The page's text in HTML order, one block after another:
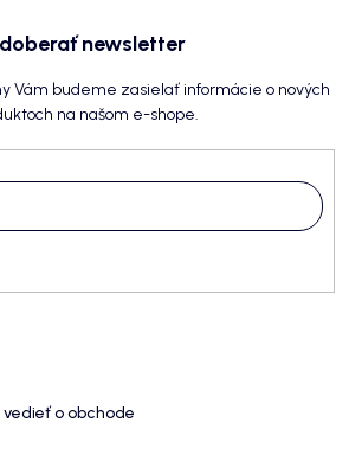
newsletter
Vám budeme zasielať informácie o nových
na našom e-shope.
o obchode